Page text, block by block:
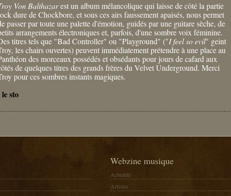
Von Balthazarest un album mélancolique qui laisse de côté la partie
dure de Chockbore, et sous ces airs faussement apaisés, nous permet
passer par toute une palette d'émotion, guidés par une guitare sèche, de
arrangements électroniques et, parfois, d'une sombre voix féminine.
titres tels que "Bad Controller" ou "Playground" ("I feel so evil" geint
les chairs ouvertes) peuvent immédiatement prétendre à une place au
des morceaux possédés et obsédants pour jours de cafard aux
de quelques titres des grands frères du Velvet Underground. Merci
pour ces sombres instants magiques.
le sto
Webzine musique
Actualité
Artistes